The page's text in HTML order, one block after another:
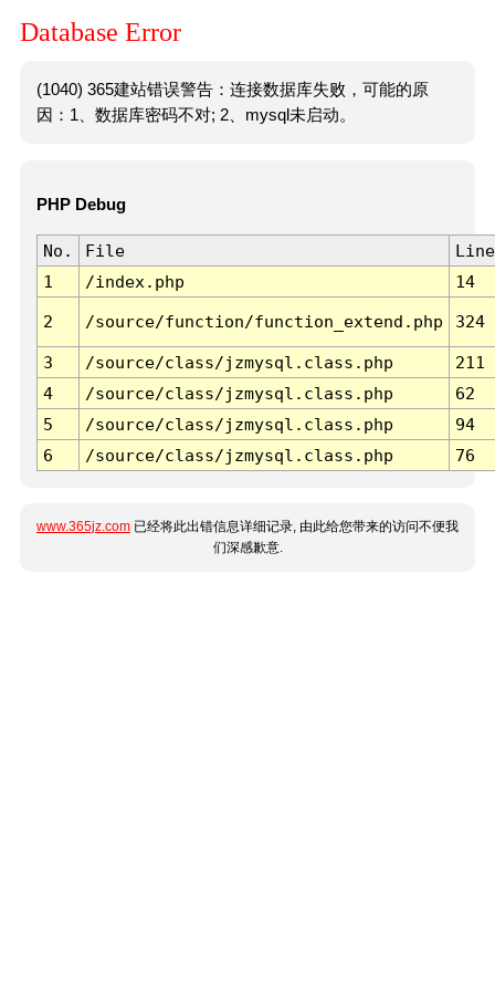
Database Error
(1040) 365建站错误警告：连接数据库失败，可能的原
因：1、数据库密码不对; 2、mysql未启动。
PHP Debug
No. File
Line
1
/index.php 14
2 /source/function/function_extend.php 324
3 /source/class/jzmysql.class.php
211
4
/source/class/jzmysql.class.php
62
5
/source/class/jzmysql.class.php
94
6
/source/class/jzmysql.class.php 76
www.365jz.com 已经将此出错信息详细记录, 由此给您带来的访问不便我
们深感歉意.